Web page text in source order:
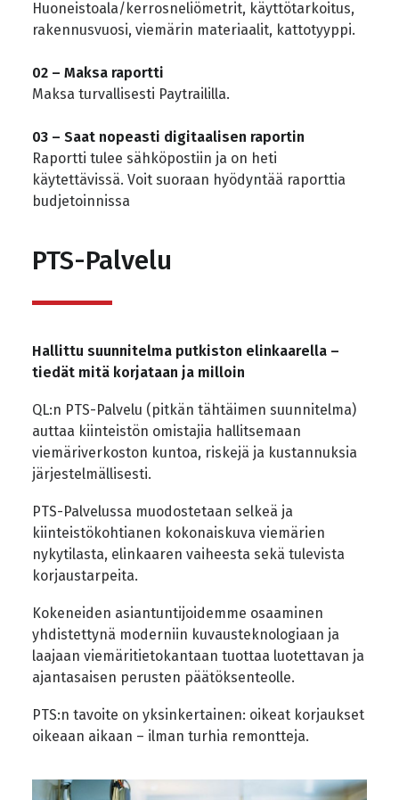
Huoneistoala/kerrosneliömetrit, käyttötarkoitus,
rakennusvuosi, viemärin materiaalit, kattotyyppi.
02 – Maksa raportti
Maksa turvallisesti Paytraililla.
03 – Saat nopeasti digitaalisen raportin
Raportti tulee sähköpostiin ja on heti
käytettävissä. Voit suoraan hyödyntää raporttia
budjetoinnissa
PTS-Palvelu
Hallittu suunnitelma putkiston elinkaarella –
tiedät mitä korjataan ja milloin
QL:n PTS-Palvelu (pitkän tähtäimen suunnitelma)
auttaa kiinteistön omistajia hallitsemaan
viemäriverkoston kuntoa, riskejä ja kustannuksia
järjestelmällisesti.
PTS-Palvelussa muodostetaan selkeä ja
kiinteistökohtianen kokonaiskuva viemärien
nykytilasta, elinkaaren vaiheesta sekä tulevista
korjaustarpeita.
Kokeneiden asiantuntijoidemme osaaminen
yhdistettynä moderniin kuvausteknologiaan ja
laajaan viemäritietokantaan tuottaa luotettavan ja
ajantasaisen perusten päätöksenteolle.
PTS:n tavoite on yksinkertainen: oikeat korjaukset
oikeaan aikaan – ilman turhia remontteja.